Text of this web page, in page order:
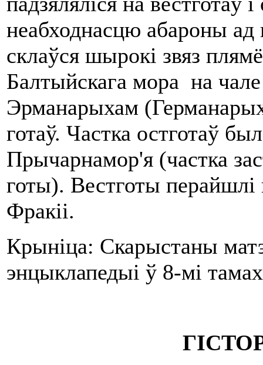
неабходнасцю абароны ад
склаўся шырокі звяз
Балтыйскага мора на
Эрманарыхам
готаў. Частка остготаў
Прычарнамор'я (частка
готы). Вестготы перайшлі
Фракіі.
Крыніца: Скарыстаны
энцыклапедыі ў 8-мі